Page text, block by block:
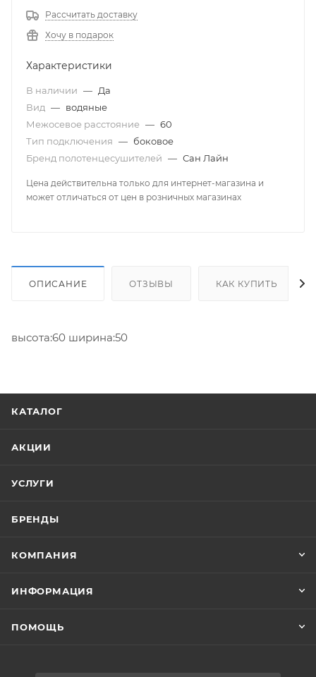
Рассчитать доставку
Хочу в подарок
Характеристики
В наличии — Да
Вид — водяные
Межосевое расстояние — 60
Тип подключения — боковое
Бренд полотенцесушителей — Сан Лайн
Цена действительна только для интернет-магазина и
может отличаться от цен в розничных магазинах
ОПИСАНИЕ ОТЗЫВЫ КАК КУПИТЬ
высота:60 ширина:50
КАТАЛОГ
АКЦИИ
УСЛУГИ
БРЕНДЫ
КОМПАНИЯ
ИНФОРМАЦИЯ
ПОМОЩЬ